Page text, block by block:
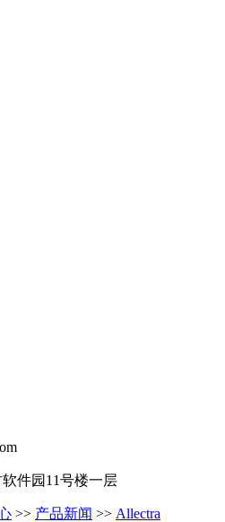
件园11号楼一层
>> 产品新闻 >> Allectra